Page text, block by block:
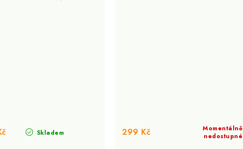
Skladem
Momentálně
nedostupné
299 Kč